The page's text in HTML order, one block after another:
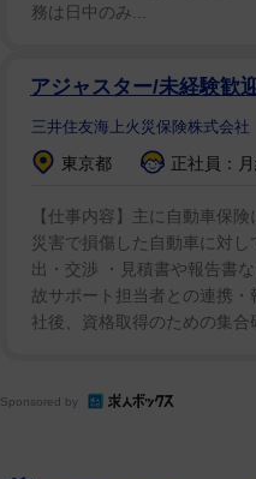
務は日中のみ...
アジャスター/未経験歓
三井住友海上火災保険株式会社
東京都 正社員：
【仕事内容】主に自動車保
災害で損傷した自動車に対
出・交渉 ・見積書や報告書
故サポート担当者との連携
社後、資格取得のための集合
Sponsored by